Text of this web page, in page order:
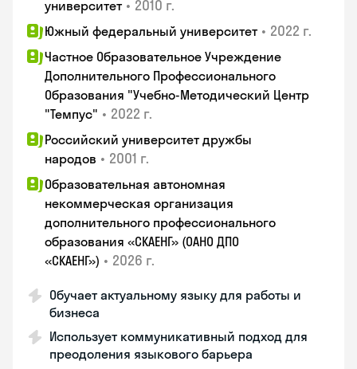
университет • 2010 г.
Южный федеральный университет • 2022 г.
Частное Образовательное Учреждение
Дополнительного Профессионального
Образования "Учебно-Методический Центр
"Темпус" • 2022 г.
Российский университет дружбы
народов • 2001 г.
Образовательная автономная
некоммерческая организация
дополнительного профессионального
образования «СКАЕНГ» (ОАНО ДПО
«СКАЕНГ») • 2026 г.
Обучает актуальному языку для работы и
бизнеса
Использует коммуникативный подход для
преодоления языкового барьера